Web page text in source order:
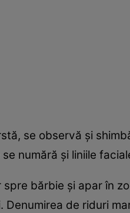
se observă şi
numără şi liniile
bărbie şi apar în
de riduri